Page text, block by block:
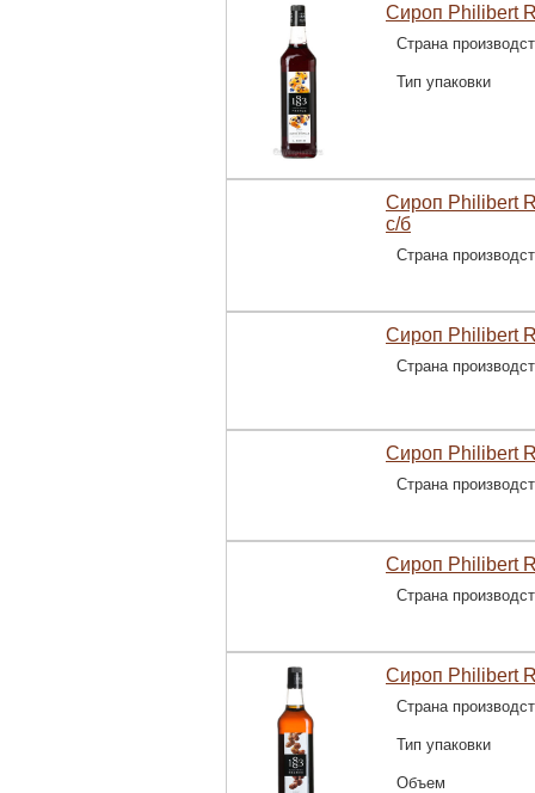
Сироп Philibert
Страна
Тип упаковки
Сироп Philibert
с/б
Страна
Сироп Philibert
Страна
Сироп Philibert
Страна
Сироп Philibert
Страна
Сироп Philibert
Страна
Тип упаковки
Объем